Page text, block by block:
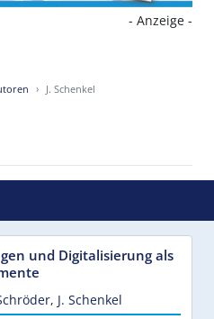
- Anzeige -
J. Schenkel
und Digitalisierung als
, J. Schenkel